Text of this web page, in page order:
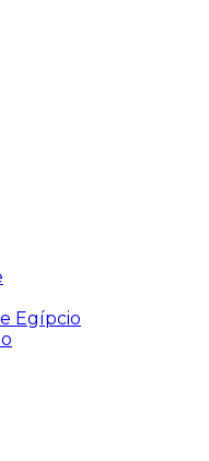
Egípcio